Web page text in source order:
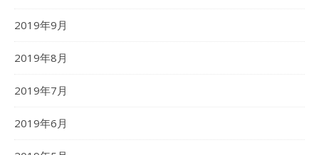
2019年9月
2019年8月
2019年7月
2019年6月